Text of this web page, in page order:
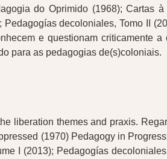
do Oprimido (1968); Cartas à
decoloniales, Tomo II
e questionam criticamente a
para as pedagogias de(s)coloniais.
liberation themes and praxis.
(1970) Pedagogy in
I (2013); Pedagogías